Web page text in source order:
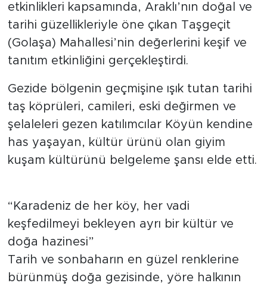
etkinlikleri kapsamında, Araklı’nın doğal ve
tarihi güzellikleriyle öne çıkan Taşgeçit
(Golaşa) Mahallesi’nin değerlerini keşif ve
tanıtım etkinliğini gerçekleştirdi.
Gezide bölgenin geçmişine ışık tutan tarihi
taş köprüleri, camileri, eski değirmen ve
şelaleleri gezen katılımcılar Köyün kendine
has yaşayan, kültür ürünü olan giyim
kuşam kültürünü belgeleme şansı elde etti.
“Karadeniz de her köy, her vadi
keşfedilmeyi bekleyen ayrı bir kültür ve
doğa hazinesi”
Tarih ve sonbaharın en güzel renklerine
bürünmüş doğa gezisinde, yöre halkının